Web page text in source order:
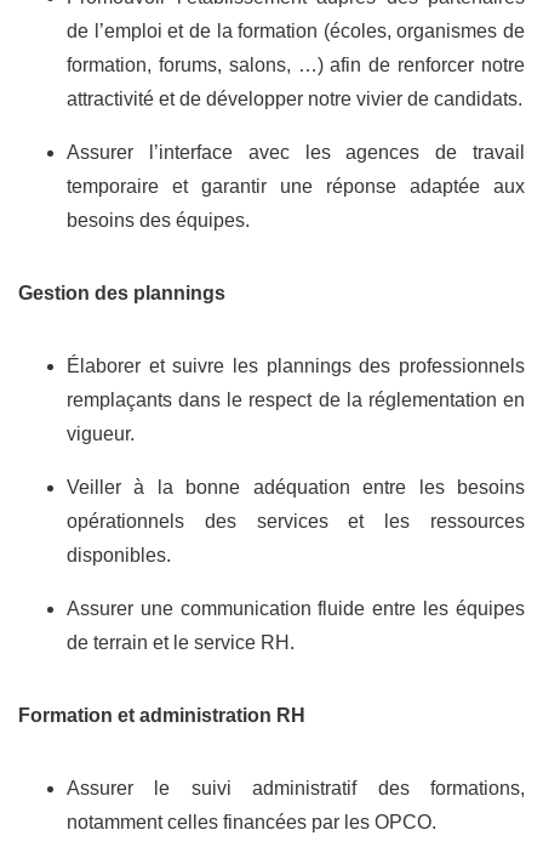
de l’emploi et de la formation (écoles, organismes de
formation, forums, salons, …) afin de renforcer notre
attractivité et de développer notre vivier de candidats.
Assurer l’interface avec les agences de travail
temporaire et garantir une réponse adaptée aux
besoins des équipes.
Gestion des plannings
Élaborer et suivre les plannings des professionnels
remplaçants dans le respect de la réglementation en
vigueur.
Veiller à la bonne adéquation entre les besoins
opérationnels des services et les ressources
disponibles.
Assurer une communication fluide entre les équipes
de terrain et le service RH.
Formation et administration RH
Assurer le suivi administratif des formations,
notamment celles financées par les OPCO.